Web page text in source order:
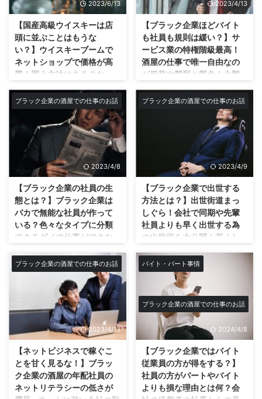
これで書いたとおりウチの店の店
内はめっちゃ寒いです。 しかし
ウチの店の裏にある倉庫の社員の
御歳70歳のお爺さんからこんな
新証言がありました。 それがこ
ちら… 『店は温くて天国じゃな
ぁ～これぐらい温かかったなら倉
庫も快適なのじゃが。』 コレで
す。やばいでしょこの発言。もは
や名言ならぬ迷言です。www こ
の寒い店が天国！？ 嘘だろ？っ
て思うよね。 まぁまず70歳の爺
さんがまだバリバリ現役で会社で
働いている事も凄いけど。 うち
の ...
はウチの会社で1番ではある。 し
かし、それは労働時間ではなく会
社にいるだけであり、存在時間が
1番長いだけといった所か(笑) 中
身が全然ないのである。だって仕
事してないんだから。まだ仕事し
てるバイトの方がマシだ。 もち
ろん営業マンとの商談など、社長
という役職の人にしか出来ない仕
事もあって当然なんですが、 た
まに横で聞いてたら基本的にコー
ヒー飲みながら雑談してるだけだ
し、そんなんで会社がよくなると
は思えない。現に ...
2023/6/13
【国産高級ウイスキーは店
頭に並ぶことはもうな
い？】ウイスキーブームで
ネットショップで価格が高
騰！買う方法はある？な
ネットで何倍もの値段で売
って酒屋が儲けれるから？
酒屋やスーパーの倉庫には
実はたくさん在庫がある？
どうもnobuです☆今回は高騰す
る国産ウイスキーについてです！
国産ウイスキーを店頭に並べない
理由とは？何処なら買えるの？
山崎 昨今では国産の需要が高ま
りウイスキーが店頭から消えた。
もう今ではネットショップでしか
買えませんよね。 店頭では並べ
ているところなんてほぼない。だ
って基本的には売るにしても定価
ですしね。じゃないとお店の評判
も逆に下がるかも。 ネットでは
抽選なんかもありますが倍率高す
ぎてもはや宝くじ買うレベルです
し。 まぁ個人的には大抵のクジ
も外れはなくノンヴィンとかスコ
ッチだったりするので宝く ...
2023/4/13
【ブラック企業ほどバイト
も社員も規則は緩い？】サ
ービス業の特権階級最高！
酒屋の仕事で唯一自由なの
が服装や髪型と髪色！金髪
大丈夫！スーツも着なくて
いい！服装も髪型もラフで
出勤の用意も楽！そこだけ
はホワイト企業！？こんな
ブラック企業の酒屋でも！
普通の会社とは一線を画す
自由度の高さ！
ブラック企業でも唯一自由なのが
服装や髪型・髪色！ うちの会社
はブラック企業のサービス業の酒
屋です。 週6日勤務で1日12時間
という圧倒的なブラック企業なん
ですが1つだけ勝っている部分が
あります。 もはや何でもありな
ブラック企業でそこだけホワイト
企業に圧勝しているのが服装や髪
型が自由なことだ！ 髪染めても
もちろんいいし！金髪や長髪や髭
も伸ばしてKOだ。 社会人になれ
ば必然的に男は黒髪を強いられま
すが、ウチは会社がブラックなだ
けで髪色は茶髪でも金髪でもなん
でもありです☆笑 そこだけは唯
一誰にも負けねぇ！(笑) ...
ブラック企業の酒屋での仕事のお話
2023/4/8
【ブラック企業の社員の生
態とは？】ブラック企業は
バカで無能な社員が作って
いる？色々なタイプに分類
できるダメで仕事ができな
社員達…あなたの会社にもこ
んな社員いませんか？タイ
プ別診断で4種類に分類する
事が出来る？あなたも当て
はまるかも？
こんにちは僕です★ 今回はブラ
ック企業にはブラックな人材しか
集まらないと言うお話です★ ブ
ラック企業のウチみたいなクソ中
のクソの会社に生息する4種類の
ブラック社員についてお話します
★ ブラック企業にはやっぱりブ
ブラック企業の酒屋での仕事のお話
2023/4/9
【ブラック企業で出世する
方法とは？】出世街道まっ
しぐら！会社で同期や先輩
社員よりも早く出世する為
の出世術を大公開！若くし
ホ社長に好かれて評価され
仕事の出来る社員になる為
の行動や思考た振る舞い！
ブラック企業の社長はの思考回路
は超単純で乗せられやすい！ ブ
ラック企業の社長というのは基本
的には乗せられやすいです。 少
し褒めて上げるとすぐ調子に乗り
ます、まぁ単純なんですね。言い
方を変えればバカとも言えます
が。w ブラック企業の社長が持つ
概念とは？ブラック企業なのに自
ブラック企業の酒屋での仕事のお話
2023/4/13
【ネットビジネスで稼ぐこ
とを甘く見るな！】ブラッ
ク企業の酒屋の年配社員の
ネットリテラシーの低さが
バイト・パート事情
ブラック企業の酒屋での仕事のお話
2024/4/8
【ブラック企業ではバイト
従業員の方が得をする？】
社員の方がパートやバイト
よりも損な理由とは何？会